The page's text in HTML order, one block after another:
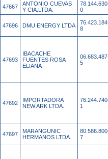
47667
ANTONIO CUEVAS
Y CIA.LTDA.
0
47696 DMU ENERGY LTDA
8
47693
IBACACHE
FUENTES ROSA
ELIANA
5
47692
IMPORTADORA
NEW ARK LTDA.
1
47697
MARANGUNIC
HERMANOS LTDA.
7